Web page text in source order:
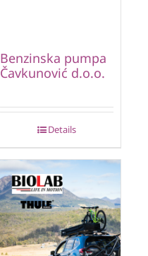
Benzinska pumpa
Čavkunović d.o.o.
Details